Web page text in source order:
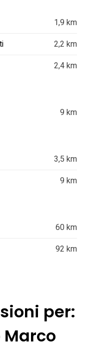
1,9 km
2,2 km
2,4 km
9 km
3,5 km
9 km
60 km
92 km
per:
Marco